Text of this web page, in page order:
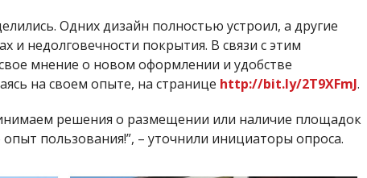
Одних дизайн полностью устроил, а другие
и недолговечности покрытия. В связи с этим
мнение о новом оформлении и удобстве
на своем опыте, на странице http://bit.ly/2T9XFmJ.
решения о размещении или наличие площадок
пользования!”, – уточнили инициаторы опроса.